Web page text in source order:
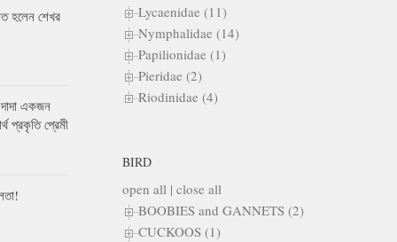
Lycaenidae (11)
Nymphalidae (14)
Papilionidae (1)
Pieridae (2)
Riodinidae (4)
BIRD
open all | close all
BOOBIES and GANNETS (2)
CUCKOOS (1)
হলেন শেখর
একজন
প্রকৃতি প্রেমী